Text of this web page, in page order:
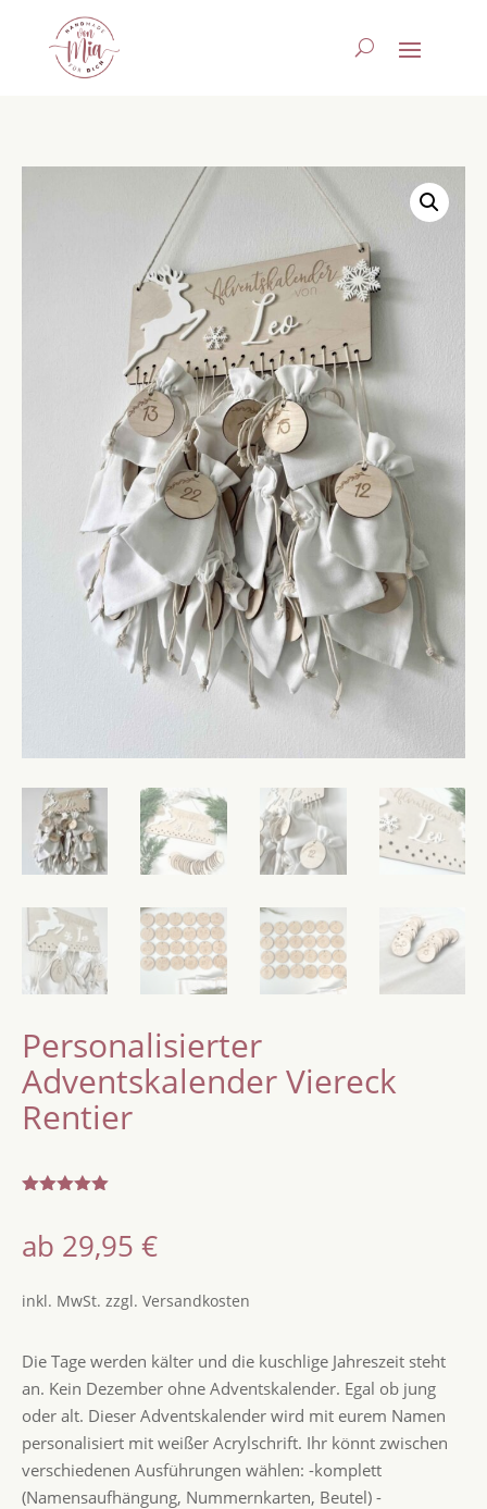
Personalisierter
Adventskalender Viereck
Rentier
von 5,
basierend
ertungen
ab 29,95 €
inkl. MwSt. zzgl. Versandkosten
Die Tage werden kälter und die kuschlige Jahreszeit steht
an. Kein Dezember ohne Adventskalender. Egal ob jung
oder alt. Dieser Adventskalender wird mit eurem Namen
personalisiert mit weißer Acrylschrift. Ihr könnt zwischen
verschiedenen Ausführungen wählen: -komplett
(Namensaufhängung, Nummernkarten, Beutel) -